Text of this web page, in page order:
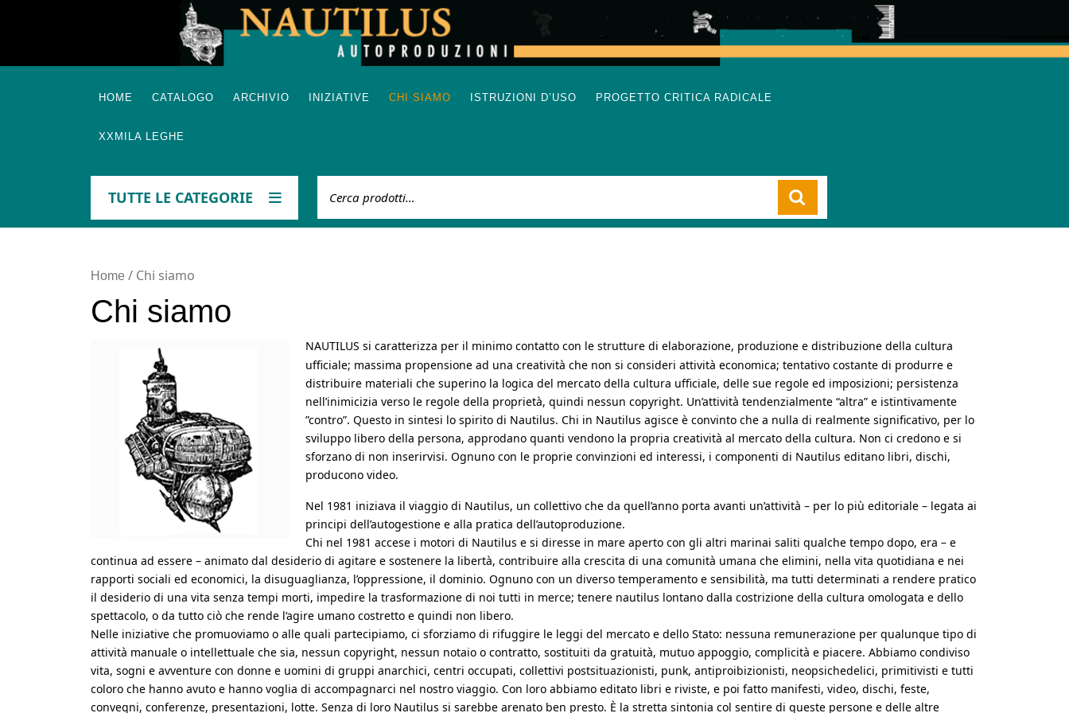
HOME CATALOGO ARCHIVIO INIZIATIVE CHI SIAMO ISTRUZIONI D’USO PROGETTO CRITICA RADICALE
XXMILA LEGHE
TUTTE LE CATEGORIE
Home / Chi siamo
Chi siamo
NAUTILUS si caratterizza per il minimo contatto con le strutture di elaborazione, produzione e distribuzione della cultura
ufficiale; massima propensione ad una creatività che non si consideri attività economica; tentativo costante di produrre e
distribuire materiali che superino la logica del mercato della cultura ufficiale, delle sue regole ed imposizioni; persistenza
nell’inimicizia verso le regole della proprietà, quindi nessun copyright. Un’attività tendenzialmente “altra” e istintivamente
”contro”. Questo in sintesi lo spirito di Nautilus. Chi in Nautilus agisce è convinto che a nulla di realmente significativo, per lo
sviluppo libero della persona, approdano quanti vendono la propria creatività al mercato della cultura. Non ci credono e si
sforzano di non inserirvisi. Ognuno con le proprie convinzioni ed interessi, i componenti di Nautilus editano libri, dischi,
producono video.
Nel 1981 iniziava il viaggio di Nautilus, un collettivo che da quell’anno porta avanti un’attività – per lo più editoriale – legata ai
principi dell’autogestione e alla pratica dell’autoproduzione.
Chi nel 1981 accese i motori di Nautilus e si diresse in mare aperto con gli altri marinai saliti qualche tempo dopo, era – e
continua ad essere – animato dal desiderio di agitare e sostenere la libertà, contribuire alla crescita di una comunità umana che elimini, nella vita quotidiana e nei
rapporti sociali ed economici, la disuguaglianza, l’oppressione, il dominio. Ognuno con un diverso temperamento e sensibilità, ma tutti determinati a rendere pratico
il desiderio di una vita senza tempi morti, impedire la trasformazione di noi tutti in merce; tenere nautilus lontano dalla costrizione della cultura omologata e dello
spettacolo, o da tutto ciò che rende l’agire umano costretto e quindi non libero.
Nelle iniziative che promuoviamo o alle quali partecipiamo, ci sforziamo di rifuggire le leggi del mercato e dello Stato: nessuna remunerazione per qualunque tipo di
attività manuale o intellettuale che sia, nessun copyright, nessun notaio o contratto, sostituiti da gratuità, mutuo appoggio, complicità e piacere. Abbiamo condiviso
vita, sogni e avventure con donne e uomini di gruppi anarchici, centri occupati, collettivi postsituazionisti, punk, antiproibizionisti, neopsichedelici, primitivisti e tutti
coloro che hanno avuto e hanno voglia di accompagnarci nel nostro viaggio. Con loro abbiamo editato libri e riviste, e poi fatto manifesti, video, dischi, feste,
convegni, conferenze, presentazioni, lotte. Senza di loro Nautilus si sarebbe arenato ben presto. È la stretta sintonia col sentire di queste persone e delle altre